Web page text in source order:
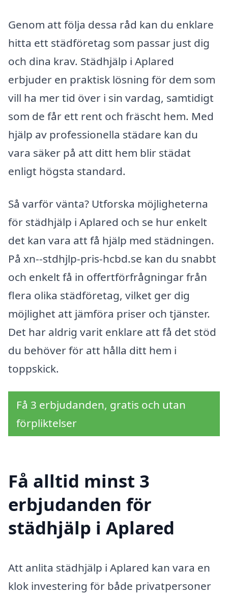
Genom att följa dessa råd kan du enklare
hitta ett städföretag som passar just dig
och dina krav. Städhjälp i Aplared
erbjuder en praktisk lösning för dem som
vill ha mer tid över i sin vardag, samtidigt
som de får ett rent och fräscht hem. Med
hjälp av professionella städare kan du
vara säker på att ditt hem blir städat
enligt högsta standard.
Så varför vänta? Utforska möjligheterna
för städhjälp i Aplared och se hur enkelt
det kan vara att få hjälp med städningen.
På xn--stdhjlp-pris-hcbd.se kan du snabbt
och enkelt få in offertförfrågningar från
flera olika städföretag, vilket ger dig
möjlighet att jämföra priser och tjänster.
Det har aldrig varit enklare att få det stöd
du behöver för att hålla ditt hem i
toppskick.
Få 3 erbjudanden, gratis och utan
förpliktelser
Få alltid minst 3
erbjudanden för
städhjälp i Aplared
Att anlita städhjälp i Aplared kan vara en
klok investering för både privatpersoner